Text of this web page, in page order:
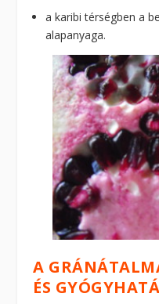
a karibi térségben a
alapanyaga.
A
ÉS